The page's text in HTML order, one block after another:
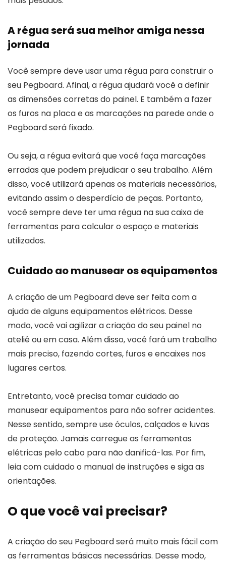
A régua será sua melhor amiga nessa
jornada
Você sempre deve usar uma régua para construir o
seu Pegboard. Afinal, a régua ajudará você a definir
as dimensões corretas do painel. E também a fazer
os furos na placa e as marcações na parede onde o
Pegboard será fixado.
Ou seja, a régua evitará que você faça marcações
erradas que podem prejudicar o seu trabalho. Além
disso, você utilizará apenas os materiais necessários,
evitando assim o desperdício de peças. Portanto,
você sempre deve ter uma régua na sua caixa de
ferramentas para calcular o espaço e materiais
utilizados.
Cuidado ao manusear os equipamentos
A criação de um Pegboard deve ser feita com a
ajuda de alguns equipamentos elétricos. Desse
modo, você vai agilizar a criação do seu painel no
ateliê ou em casa. Além disso, você fará um trabalho
mais preciso, fazendo cortes, furos e encaixes nos
lugares certos.
Entretanto, você precisa tomar cuidado ao
manusear equipamentos para não sofrer acidentes.
Nesse sentido, sempre use óculos, calçados e luvas
de proteção. Jamais carregue as ferramentas
elétricas pelo cabo para não danificá-las. Por fim,
leia com cuidado o manual de instruções e siga as
orientações.
O que você vai precisar?
A criação do seu Pegboard será muito mais fácil com
as ferramentas básicas necessárias. Desse modo,